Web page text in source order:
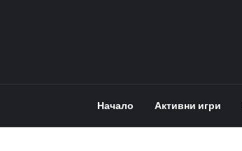
Начало Активни игри